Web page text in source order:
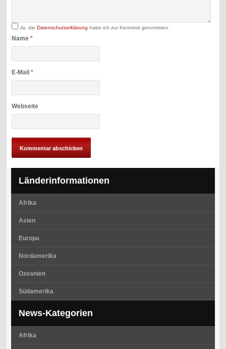
Ja, dieDatenschutzerklärung habe ich zur Kenntnis genommen.
Name*
E-Mail*
Webseite
Länderinformationen
Afrika
Asien
Europa
Nordamerika
Ozeanien
Südamerika
News-Kategorien
Afrika